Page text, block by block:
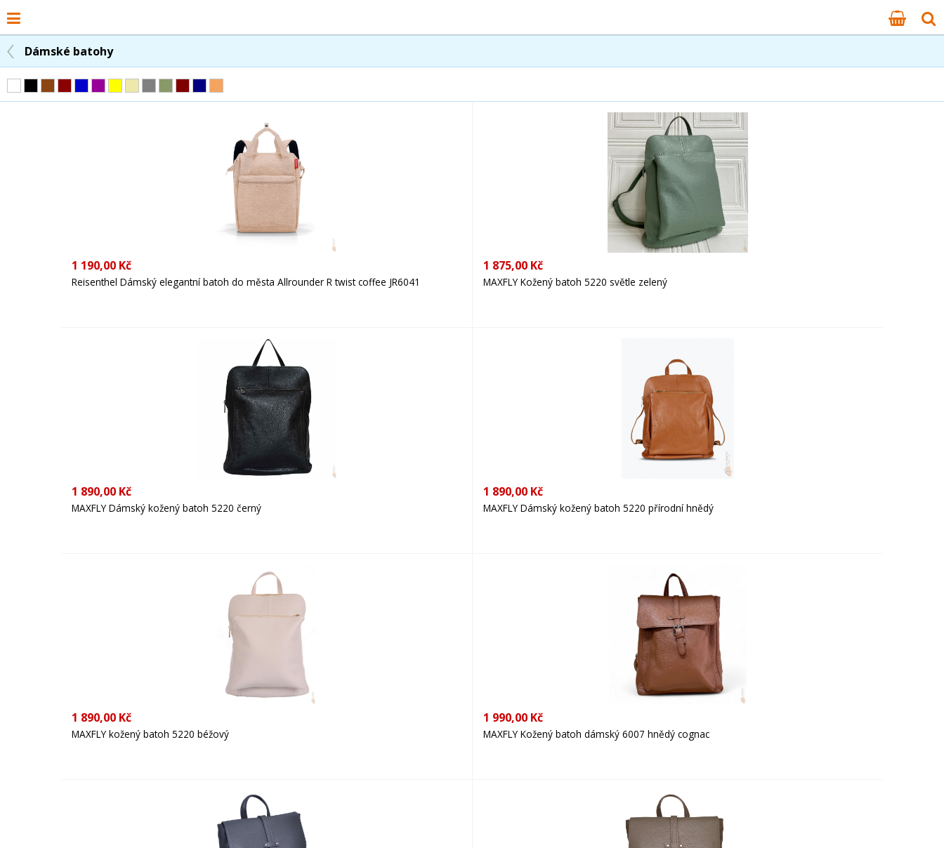
Dámské batohy
1 190,00 Kč
Reisenthel Dámský elegantní batoh do města Allrounder R twist coffee JR6041
1 875,00 Kč
MAXFLY Kožený batoh 5220 světle zelený
1 890,00 Kč
MAXFLY Dámský kožený batoh 5220 černý
1 890,00 Kč
MAXFLY Dámský kožený batoh 5220 přírodní hnědý
1 890,00 Kč
MAXFLY kožený batoh 5220 béžový
1 990,00 Kč
MAXFLY Kožený batoh dámský 6007 hnědý cognac